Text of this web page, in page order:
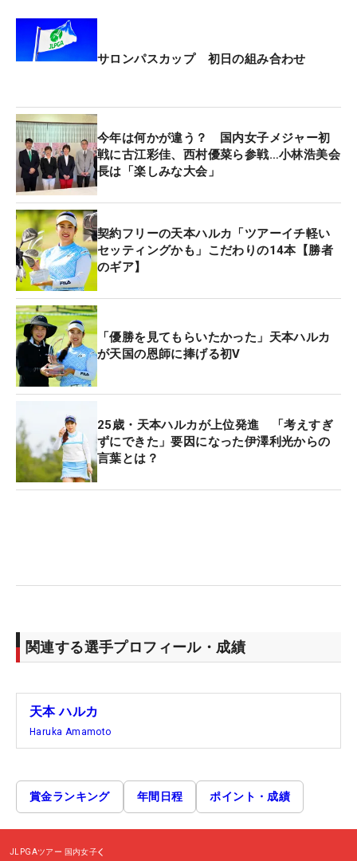
サロンパスカップ 初日の組み合わせ
今年は何かが違う？ 国内女子メジャー初
戦に古江彩佳、西村優菜ら参戦…小林浩美会
長は「楽しみな大会」
契約フリーの天本ハルカ「ツアーイチ軽い
セッティングかも」こだわりの14本【勝者
のギア】
「優勝を見てもらいたかった」天本ハルカ
が天国の恩師に捧げる初V
25歳・天本ハルカが上位発進 「考えすぎ
ずにできた」要因になった伊澤利光からの
言葉とは？
関連する選手プロフィール・成績
天本 ハルカ
Haruka Amamoto
賞金ランキング 年間日程 ポイント・成績
JLPGAツアー 国内女子